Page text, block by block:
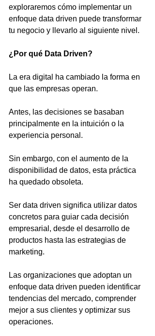
exploraremos cómo implementar un
enfoque data driven puede transformar
tu negocio y llevarlo al siguiente nivel.
¿Por qué Data Driven?
La era digital ha cambiado la forma en
que las empresas operan.
Antes, las decisiones se basaban
principalmente en la intuición o la
experiencia personal.
Sin embargo, con el aumento de la
disponibilidad de datos, esta práctica
ha quedado obsoleta.
Ser data driven significa utilizar datos
concretos para guiar cada decisión
empresarial, desde el desarrollo de
productos hasta las estrategias de
marketing.
Las organizaciones que adoptan un
enfoque data driven pueden identificar
tendencias del mercado, comprender
mejor a sus clientes y optimizar sus
operaciones.